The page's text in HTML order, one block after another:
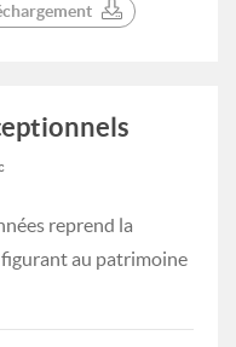
reprend la
au patrimoine